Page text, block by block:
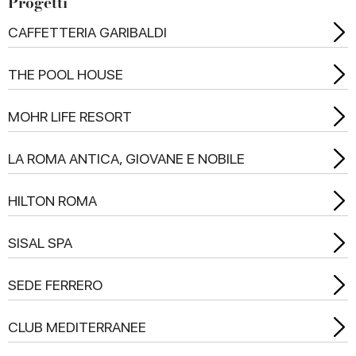
CAFFETTERIA GARIBALDI
THE POOL HOUSE
MOHR LIFE RESORT
LA ROMA ANTICA, GIOVANE E NOBILE
HILTON ROMA
SISAL SPA
SEDE FERRERO
CLUB MEDITERRANEE